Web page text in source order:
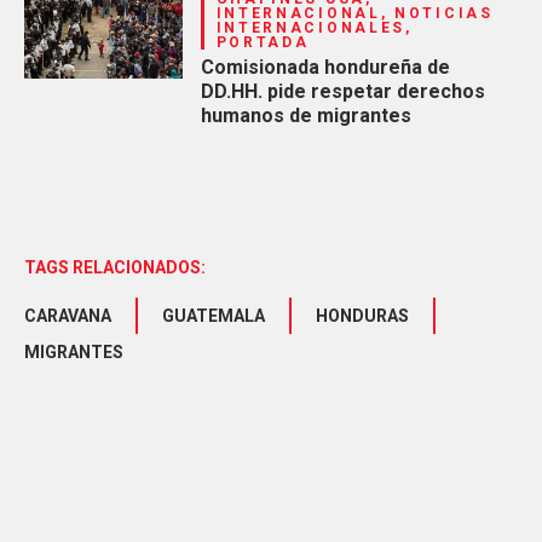
INTERNACIONAL, NOTICIAS
INTERNACIONALES,
PORTADA
Comisionada hondureña de
DD.HH. pide respetar derechos
humanos de migrantes
TAGS RELACIONADOS:
CARAVANA GUATEMALA
HONDURAS
MIGRANTES